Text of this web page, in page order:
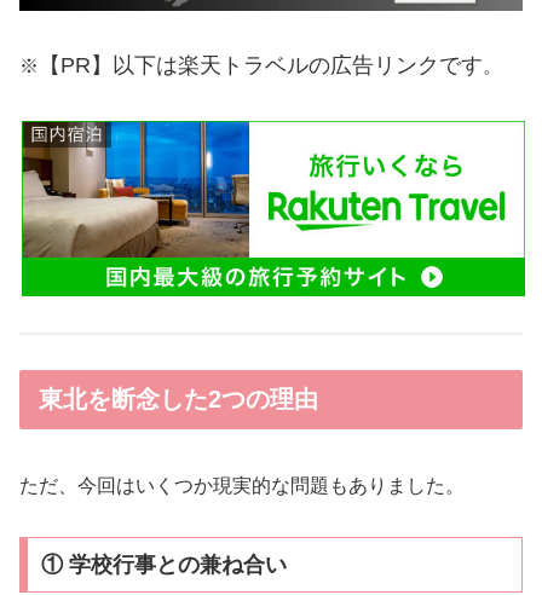
※ 【PR】以下は楽天トラベルの広告リンクです。
東北を断念した2つの理由
ただ、今回はいくつか現実的な問題もありました。
① 学校行事との兼ね合い